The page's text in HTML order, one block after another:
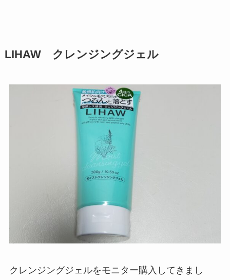
LIHAW クレンジングジェル
クレンジングジェルをモニター購入してきまし